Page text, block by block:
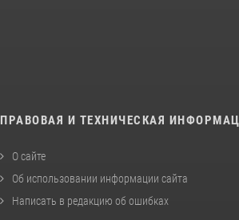
ПРАВОВАЯ И ТЕХНИЧЕСКАЯ
О сайте
Об использовании информации сайта
Написать в редакцию об ошибках